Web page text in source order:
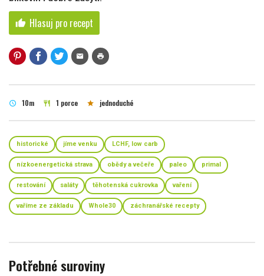
thumb_up Hlasuj pro recept
mail print
schedule 10m restaurant 1 porce star jednoduché
historické jíme venku LCHF, low carb
nízkoenergetická strava obědy a večeře paleo primal
restování saláty těhotenská cukrovka vaření
vaříme ze základu Whole30 záchranářské recepty
Potřebné suroviny